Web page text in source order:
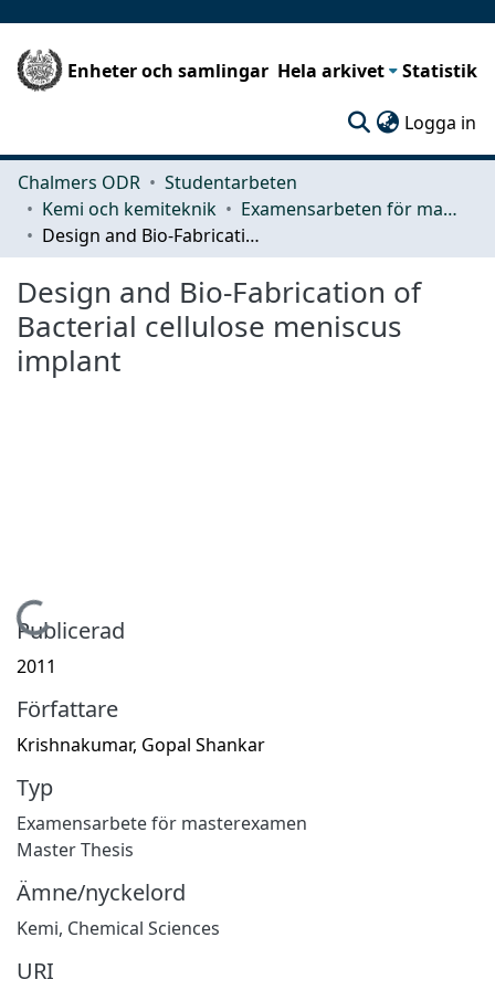
Enheter och samlingar Hela arkivet Statistik
Logga in
Chalmers ODR
Studentarbeten
Kemi och kemiteknik
Examensarbeten för masterexamen
Design and Bio-Fabrication of Bacterial cellulose meniscus implant
Design and Bio-Fabrication of
Bacterial cellulose meniscus
implant
Hämtar...
Publicerad
2011
Författare
Krishnakumar, Gopal Shankar
Typ
Examensarbete för masterexamen
Master Thesis
Ämne/nyckelord
Kemi, Chemical Sciences
URI